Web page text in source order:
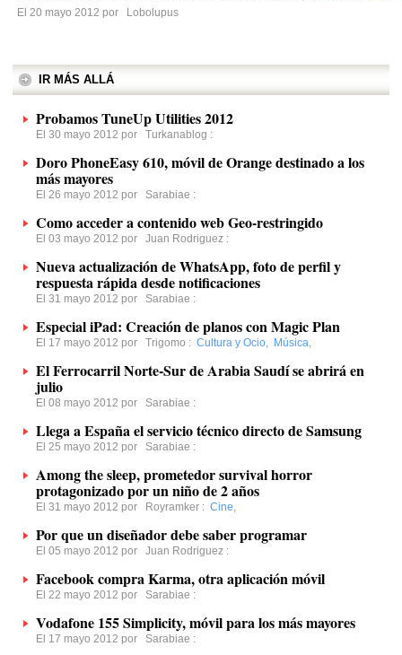
El 20 mayo 2012 por
Lobolupus
IR MÁS ALLÁ
Probamos TuneUp Utilities 2012
El 30 mayo 2012 por Turkanablog :
Doro PhoneEasy 610, móvil de Orange destinado a los
más mayores
El 26 mayo 2012 por Sarabiae :
Como acceder a contenido web Geo-restringido
El 03 mayo 2012 por Juan Rodriguez :
Nueva actualización de WhatsApp, foto de perfil y
respuesta rápida desde notificaciones
El 31 mayo 2012 por Sarabiae :
Especial iPad: Creación de planos con Magic Plan
El 17 mayo 2012 por Trigomo : Cultura y Ocio, Música,
El Ferrocarril Norte-Sur de Arabia Saudí se abrirá en
julio
El 08 mayo 2012 por Sarabiae :
Llega a España el servicio técnico directo de Samsung
El 25 mayo 2012 por Sarabiae :
Among the sleep, prometedor survival horror
protagonizado por un niño de 2 años
El 31 mayo 2012 por Royramker : Cine,
Por que un diseñador debe saber programar
El 05 mayo 2012 por Juan Rodriguez :
Facebook compra Karma, otra aplicación móvil
El 22 mayo 2012 por Sarabiae :
Vodafone 155 Simplicity, móvil para los más mayores
El 17 mayo 2012 por Sarabiae :